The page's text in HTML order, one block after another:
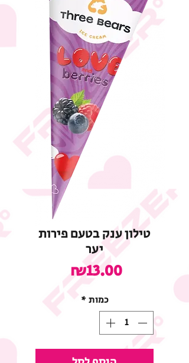
טילון ענק בטעם פירות
יער
₪13.00מחיר
כמות *